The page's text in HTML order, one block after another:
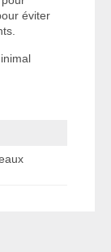
éviter